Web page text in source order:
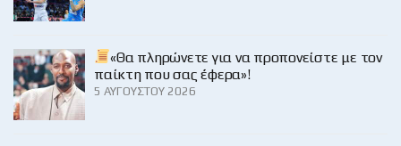
«Θα πληρώνετε για να προπονείστε με τον
παίκτη που σας έφερα»!
5 ΑΥΓΟΎΣΤΟΥ 2026